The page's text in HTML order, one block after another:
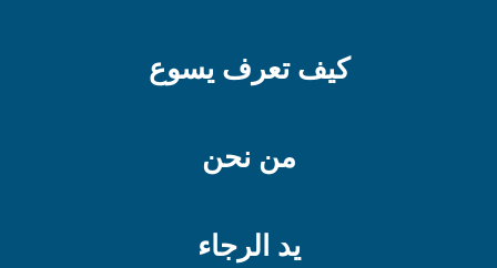
كيف تعرف يسوع
من نحن
يد الرجاء